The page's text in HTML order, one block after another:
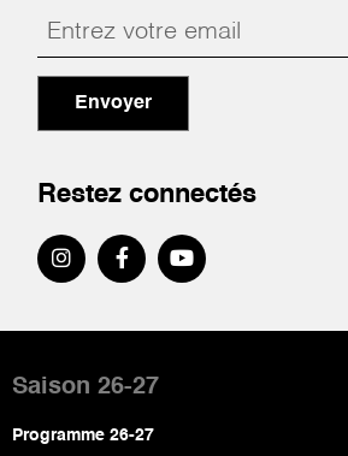
Envoyer
Restez connectés
de
page
Saison 26-27
Programme 26-27